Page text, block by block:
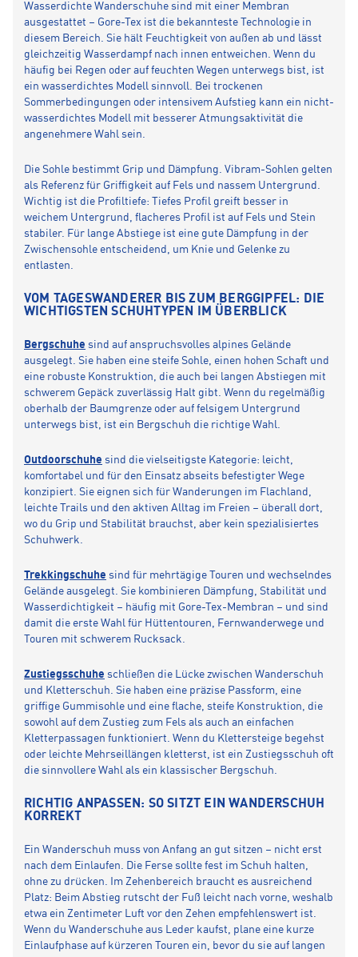
Wasserdichte Wanderschuhe sind mit einer Membran
ausgestattet – Gore-Tex ist die bekannteste Technologie in
diesem Bereich. Sie hält Feuchtigkeit von außen ab und lässt
gleichzeitig Wasserdampf nach innen entweichen. Wenn du
häufig bei Regen oder auf feuchten Wegen unterwegs bist, ist
ein wasserdichtes Modell sinnvoll. Bei trockenen
Sommerbedingungen oder intensivem Aufstieg kann ein nicht-
wasserdichtes Modell mit besserer Atmungsaktivität die
angenehmere Wahl sein.
Die Sohle bestimmt Grip und Dämpfung. Vibram-Sohlen gelten
als Referenz für Griffigkeit auf Fels und nassem Untergrund.
Wichtig ist die Profiltiefe: Tiefes Profil greift besser in
weichem Untergrund, flacheres Profil ist auf Fels und Stein
stabiler. Für lange Abstiege ist eine gute Dämpfung in der
Zwischensohle entscheidend, um Knie und Gelenke zu
entlasten.
VOM TAGESWANDERER BIS ZUM BERGGIPFEL: DIE
WICHTIGSTEN SCHUHTYPEN IM ÜBERBLICK
Bergschuhe sind auf anspruchsvolles alpines Gelände
ausgelegt. Sie haben eine steife Sohle, einen hohen Schaft und
eine robuste Konstruktion, die auch bei langen Abstiegen mit
schwerem Gepäck zuverlässig Halt gibt. Wenn du regelmäßig
oberhalb der Baumgrenze oder auf felsigem Untergrund
unterwegs bist, ist ein Bergschuh die richtige Wahl.
Outdoorschuhe sind die vielseitigste Kategorie: leicht,
komfortabel und für den Einsatz abseits befestigter Wege
konzipiert. Sie eignen sich für Wanderungen im Flachland,
leichte Trails und den aktiven Alltag im Freien – überall dort,
wo du Grip und Stabilität brauchst, aber kein spezialisiertes
Schuhwerk.
Trekkingschuhe sind für mehrtägige Touren und wechselndes
Gelände ausgelegt. Sie kombinieren Dämpfung, Stabilität und
Wasserdichtigkeit – häufig mit Gore-Tex-Membran – und sind
damit die erste Wahl für Hüttentouren, Fernwanderwege und
Touren mit schwerem Rucksack.
Zustiegsschuhe schließen die Lücke zwischen Wanderschuh
und Kletterschuh. Sie haben eine präzise Passform, eine
griffige Gummisohle und eine flache, steife Konstruktion, die
sowohl auf dem Zustieg zum Fels als auch an einfachen
Kletterpassagen funktioniert. Wenn du Klettersteige begehst
oder leichte Mehrseillängen kletterst, ist ein Zustiegsschuh oft
die sinnvollere Wahl als ein klassischer Bergschuh.
RICHTIG ANPASSEN: SO SITZT EIN WANDERSCHUH
KORREKT
Ein Wanderschuh muss von Anfang an gut sitzen – nicht erst
nach dem Einlaufen. Die Ferse sollte fest im Schuh halten,
ohne zu drücken. Im Zehenbereich braucht es ausreichend
Platz: Beim Abstieg rutscht der Fuß leicht nach vorne, weshalb
etwa ein Zentimeter Luft vor den Zehen empfehlenswert ist.
Wenn du Wanderschuhe aus Leder kaufst, plane eine kurze
Einlaufphase auf kürzeren Touren ein, bevor du sie auf langen